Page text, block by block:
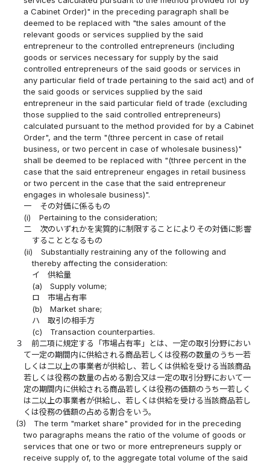
a Cabinet Order)" in the preceding paragraph shall be
deemed to be replaced with "the sales amount of the
relevant goods or services supplied by the said
entrepreneur to the controlled entrepreneurs (including
goods or services necessary for supply by the said
controlled entrepreneurs of the said goods or services in
any particular field of trade pertaining to the said act) and of
the said goods or services supplied by the said
entrepreneur in the said particular field of trade (excluding
those supplied to the said controlled entrepreneurs)
calculated pursuant to the method provided for by a Cabinet
Order", and the term "(three percent in case of retail
business, or two percent in case of wholesale business)"
shall be deemed to be replaced with "(three percent in the
case that the said entrepreneur engages in retail business
or two percent in the case that the said entrepreneur
engages in wholesale business)".
一
その対価に係るもの
(i)
Pertaining to the consideration;
二
次のいずれかを実質的に制限することによりその対価に影響
することとなるもの
(ii)
Substantially restraining any of the following and
thereby affecting the consideration:
イ
供給量
(a)
Supply volume;
ロ
市場占有率
(b)
Market share;
ハ
取引の相手方
(c)
Transaction counterparties.
３
前二項に規定する「市場占有率」とは、一定の取引分野におい
て一定の期間内に供給される商品若しくは役務の数量のうち一若
しくは二以上の事業者が供給し、若しくは供給を受ける当該商品
若しくは役務の数量の占める割合又は一定の取引分野において一
定の期間内に供給される商品若しくは役務の価額のうち一若しく
は二以上の事業者が供給し、若しくは供給を受ける当該商品若し
くは役務の価額の占める割合をいう。
(3)
The term "market share" provided for in the preceding
two paragraphs means the ratio of the volume of goods or
services that one or two or more entrepreneurs supply or
receive supply of, to the aggregate total volume of the said